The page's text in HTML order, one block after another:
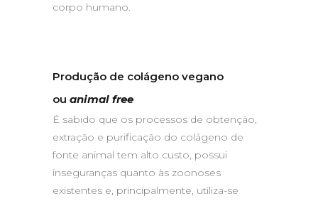
corpo humano.
Produção de colágeno vegano
ou animal free
É sabido que os processos de obtenção,
extração e purificação do colágeno de
fonte animal tem alto custo, possui
inseguranças quanto às zoonoses
existentes e, principalmente, utiliza-se